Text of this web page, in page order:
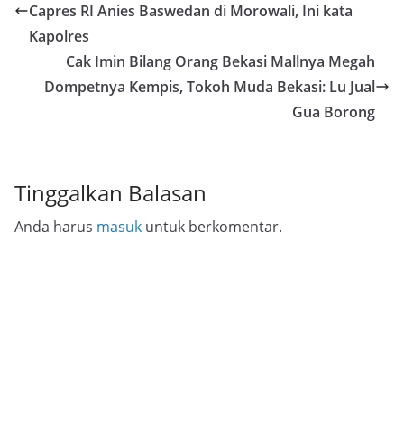
Capres RI Anies Baswedan di Morowali, Ini kata
Kapolres
Cak Imin Bilang Orang Bekasi Mallnya Megah
Dompetnya Kempis, Tokoh Muda Bekasi: Lu Jual
Gua Borong
Tinggalkan Balasan
Anda harus masuk untuk berkomentar.